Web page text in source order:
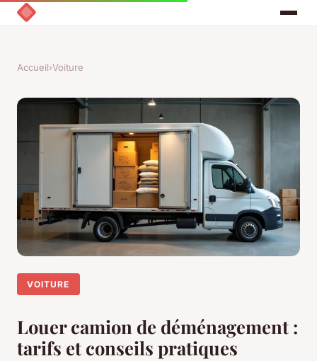
Accueil›Voiture
VOITURE
Louer camion de déménagement :
tarifs et conseils pratiques